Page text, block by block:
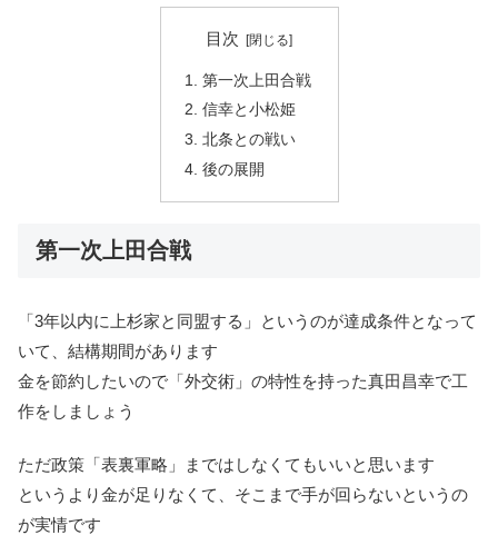
目次
第一次上田合戦
信幸と小松姫
北条との戦い
後の展開
第一次上田合戦
「3年以内に上杉家と同盟する」
というのが達成条件となって
いて、結構期間があります
金を節約したいので 「外交術」 の特性を持った真田昌幸で工
作をしましょう
ただ政策 「表裏軍略」
まではしなくてもいいと思います
というより金が足りなくて、そこまで手が回らないというの
が実情です